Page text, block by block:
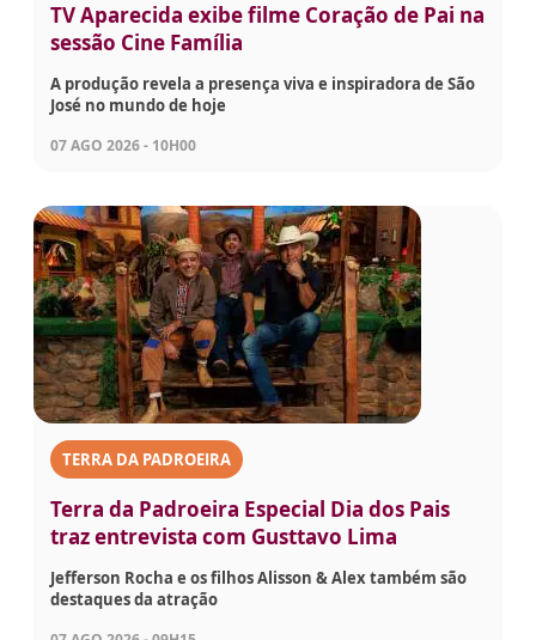
TV Aparecida exibe filme Coração de Pai na
sessão Cine Família
A produção revela a presença viva e inspiradora de São
José no mundo de hoje
07 AGO 2026 - 10H00
TERRA DA PADROEIRA
Terra da Padroeira Especial Dia dos Pais
traz entrevista com Gusttavo Lima
Jefferson Rocha e os filhos Alisson & Alex também são
destaques da atração